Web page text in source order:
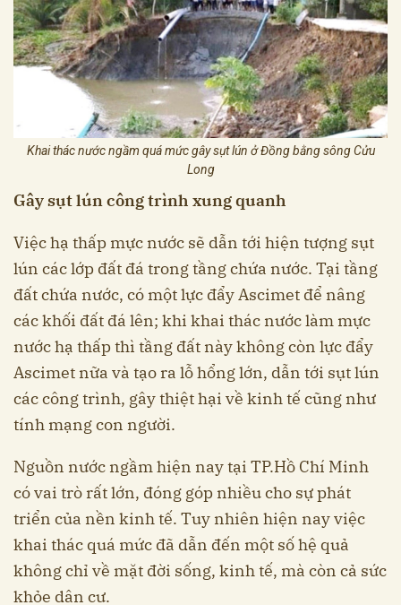
Khai thác nước ngầm quá mức gây sụt lún ở Đồng bằng sông Cửu
Long
Gây sụt lún công trình xung quanh
Việc hạ thấp mực nước sẽ dẫn tới hiện tượng sụt
lún các lớp đất đá trong tầng chứa nước. Tại tầng
đất chứa nước, có một lực đẩy Ascimet để nâng
các khối đất đá lên; khi khai thác nước làm mực
nước hạ thấp thì tầng đất này không còn lực đẩy
Ascimet nữa và tạo ra lỗ hổng lớn, dẫn tới sụt lún
các công trình, gây thiệt hại về kinh tế cũng như
tính mạng con người.
Nguồn nước ngầm hiện nay tại TP.Hồ Chí Minh
có vai trò rất lớn, đóng góp nhiều cho sự phát
triển của nền kinh tế. Tuy nhiên hiện nay việc
khai thác quá mức đã dẫn đến một số hệ quả
không chỉ về mặt đời sống, kinh tế, mà còn cả sức
khỏe dân cư.